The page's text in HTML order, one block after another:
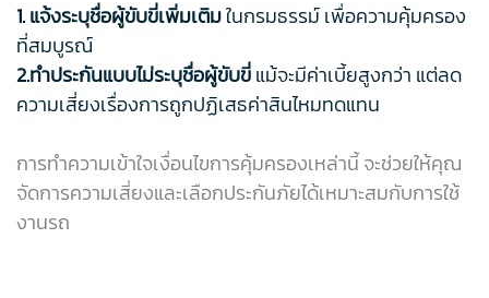
1. แจ้งระบุชื่อผู้ขับขี่เพิ่มเติมในกรมธรรม์ เพื่อความคุ้มครอง
ที่สมบูรณ์
2.ทำประกันแบบไม่ระบุชื่อผู้ขับขี่แม้จะมีค่าเบี้ยสูงกว่า แต่ลด
ความเสี่ยงเรื่องการถูกปฏิเสธค่าสินไหมทดแทน
การทำความเข้าใจเงื่อนไขการคุ้มครองเหล่านี้ จะช่วยให้คุณ
จัดการความเสี่ยงและเลือกประกันภัยได้เหมาะสมกับการใช้
งานรถ